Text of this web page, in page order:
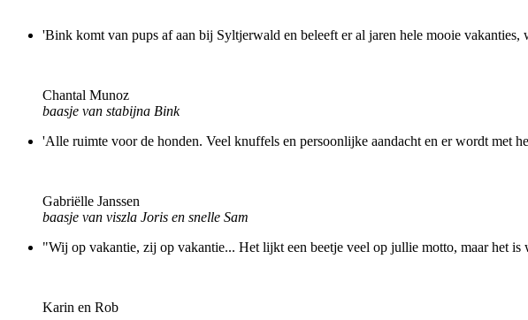
'Bink komt van pups af aan bij Syltjerwald en beleeft er al jaren hele mooie vakanties,
Chantal Munoz
baasje van stabijna Bink
'Alle ruimte voor de honden. Veel knuffels en persoonlijke aandacht en er wordt met
Gabriëlle Janssen
baasje van viszla Joris en snelle Sam
"Wij op vakantie, zij op vakantie... Het lijkt een beetje veel op jullie motto, maar het
Karin en Rob